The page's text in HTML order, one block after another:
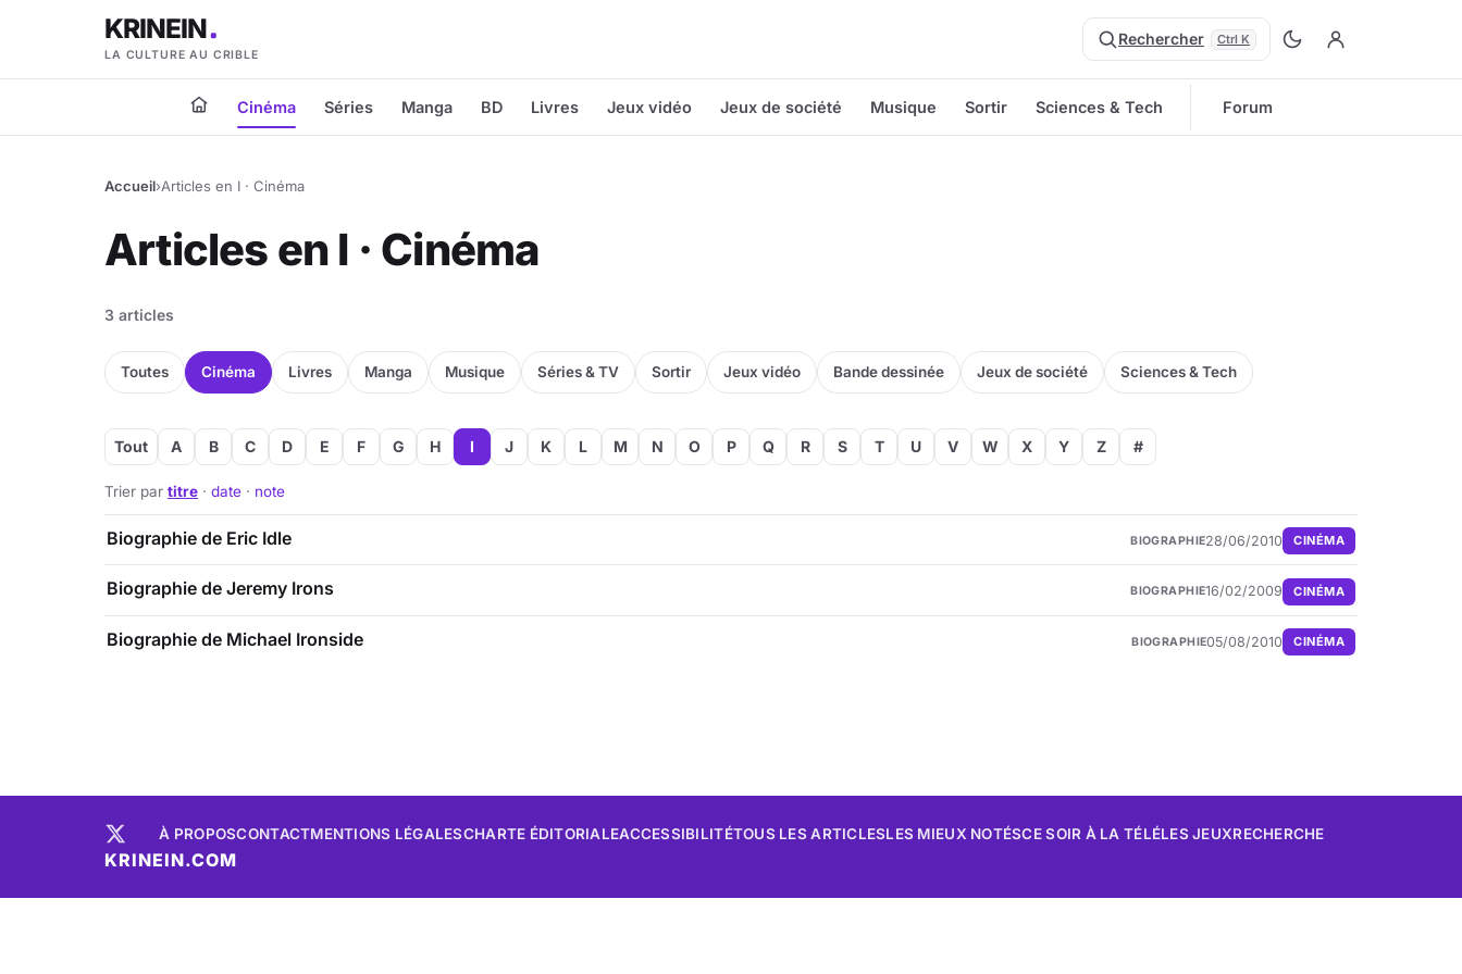
KRINEIN
LA CULTURE AU CRIBLE
Rechercher Ctrl K
Cinéma Séries Manga BD Livres Jeux vidéo Jeux de société Musique Sortir Sciences & Tech Forum
Accueil›Articles en I · Cinéma
Articles en I · Cinéma
3 articles
Toutes Cinéma Livres Manga Musique Séries & TV Sortir Jeux vidéo Bande dessinée Jeux de société Sciences & Tech
Tout A B C D E F G H I J K L M N O P Q R S T U V W X Y Z #
Trier par titre · date · note
Biographie de Eric Idle BIOGRAPHIE28/06/2010 CINÉMA
Biographie de Jeremy Irons BIOGRAPHIE16/02/2009 CINÉMA
Biographie de Michael Ironside BIOGRAPHIE05/08/2010 CINÉMA
À PROPOSCONTACTMENTIONS LÉGALESCHARTE ÉDITORIALEACCESSIBILITÉTOUS LES ARTICLESLES MIEUX NOTÉSCE SOIR À LA TÉLÉLES JEUXRECHERCHE
KRINEIN.COM